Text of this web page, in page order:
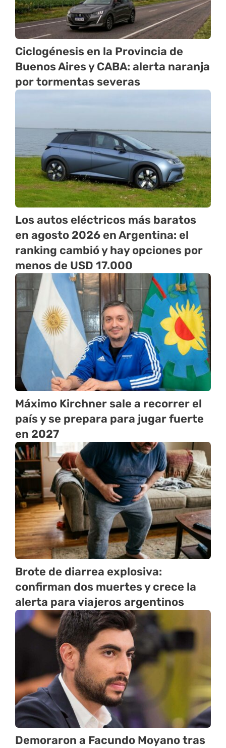
Ciclogénesis en la Provincia de
Buenos Aires y CABA: alerta naranja
por tormentas severas
Los autos eléctricos más baratos
en agosto 2026 en Argentina: el
ranking cambió y hay opciones por
menos de USD 17.000
Máximo Kirchner sale a recorrer el
país y se prepara para jugar fuerte
en 2027
Brote de diarrea explosiva:
confirman dos muertes y crece la
alerta para viajeros argentinos
Demoraron a Facundo Moyano tras